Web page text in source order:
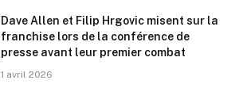
Dave Allen et Filip Hrgovic misent sur la
franchise lors de la conférence de
presse avant leur premier combat
1 avril 2026